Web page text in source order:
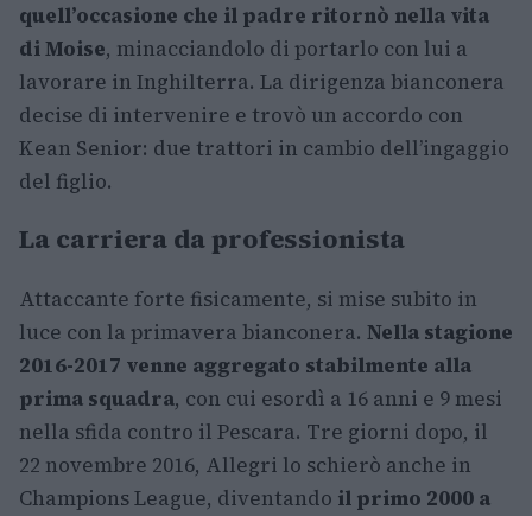
quell’occasione che il padre ritornò nella vita
di Moise, minacciandolo di portarlo con lui a
lavorare in Inghilterra. La dirigenza bianconera
decise di intervenire e trovò un accordo con
Kean Senior: due trattori in cambio dell’ingaggio
del figlio.
La carriera da professionista
Attaccante forte fisicamente, si mise subito in
luce con la primavera bianconera. Nella stagione
2016-2017 venne aggregato stabilmente alla
prima squadra, con cui esordì a 16 anni e 9 mesi
nella sfida contro il Pescara. Tre giorni dopo, il
22 novembre 2016, Allegri lo schierò anche in
Champions League, diventando il primo 2000 a